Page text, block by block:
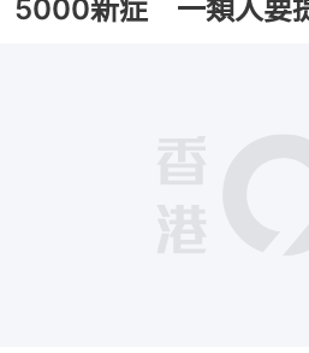
5000新症 一類人要